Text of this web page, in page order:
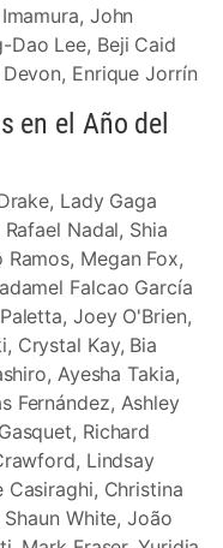
John
Dao Lee, Beji Caid
Enrique Jorrín
en el Año del
Lady Gaga
Nadal, Shia
Megan Fox,
Falcao García
Joey O'Brien,
Crystal Kay, Bia
Ayesha Takia,
Fernández, Ashley
Richard
Lindsay
Casiraghi, Christina
White, João